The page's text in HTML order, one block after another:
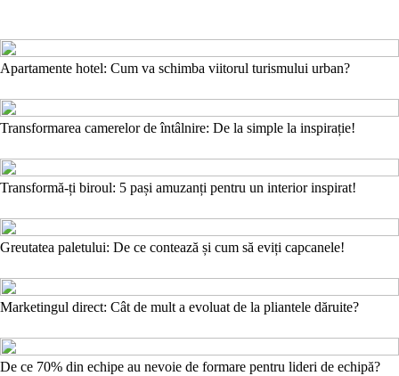
Apartamente hotel: Cum va schimba viitorul turismului urban?
Transformarea camerelor de întâlnire: De la simple la inspirație!
Transformă-ți biroul: 5 pași amuzanți pentru un interior inspirat!
Greutatea paletului: De ce contează și cum să eviți capcanele!
Marketingul direct: Cât de mult a evoluat de la pliantele dăruite?
De ce 70% din echipe au nevoie de formare pentru lideri de echipă?